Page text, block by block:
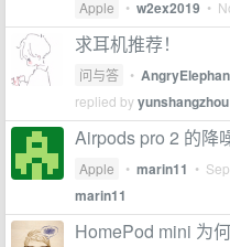
Apple • w2ex2019 •
求耳机推荐！
问与答 •
replied byyunshangzhou
Airpods pro 2 的降
Apple • marin11 •
marin11
HomePod mini 为